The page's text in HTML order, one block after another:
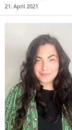
21. April 2021